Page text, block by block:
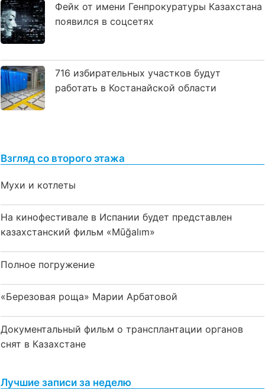
Фейк от имени Генпрокуратуры Казахстана
появился в соцсетях
716 избирательных участков будут
работать в Костанайской области
Взгляд со второго этажа
Мухи и котлеты
На кинофестивале в Испании будет представлен
казахстанский фильм «Mūğalım»
Полное погружение
«Березовая роща» Марии Арбатовой
Документальный фильм о трансплантации органов
снят в Казахстане
Лучшие записи за неделю